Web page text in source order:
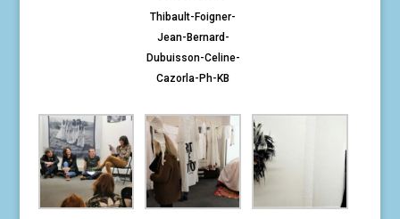
Thibault-Foigner-
Jean-Bernard-
Dubuisson-Celine-
Cazorla-Ph-KB